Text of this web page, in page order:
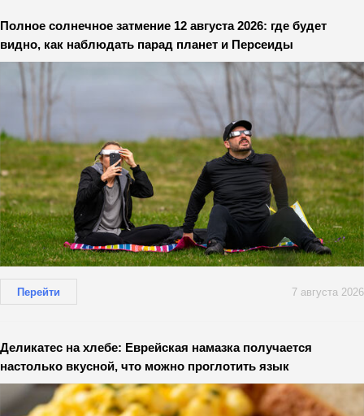
Полное солнечное затмение 12 августа 2026: где будет
видно, как наблюдать парад планет и Персеиды
Перейти 7 августа 2026
Деликатес на хлебе: Еврейская намазка получается
настолько вкусной, что можно проглотить язык